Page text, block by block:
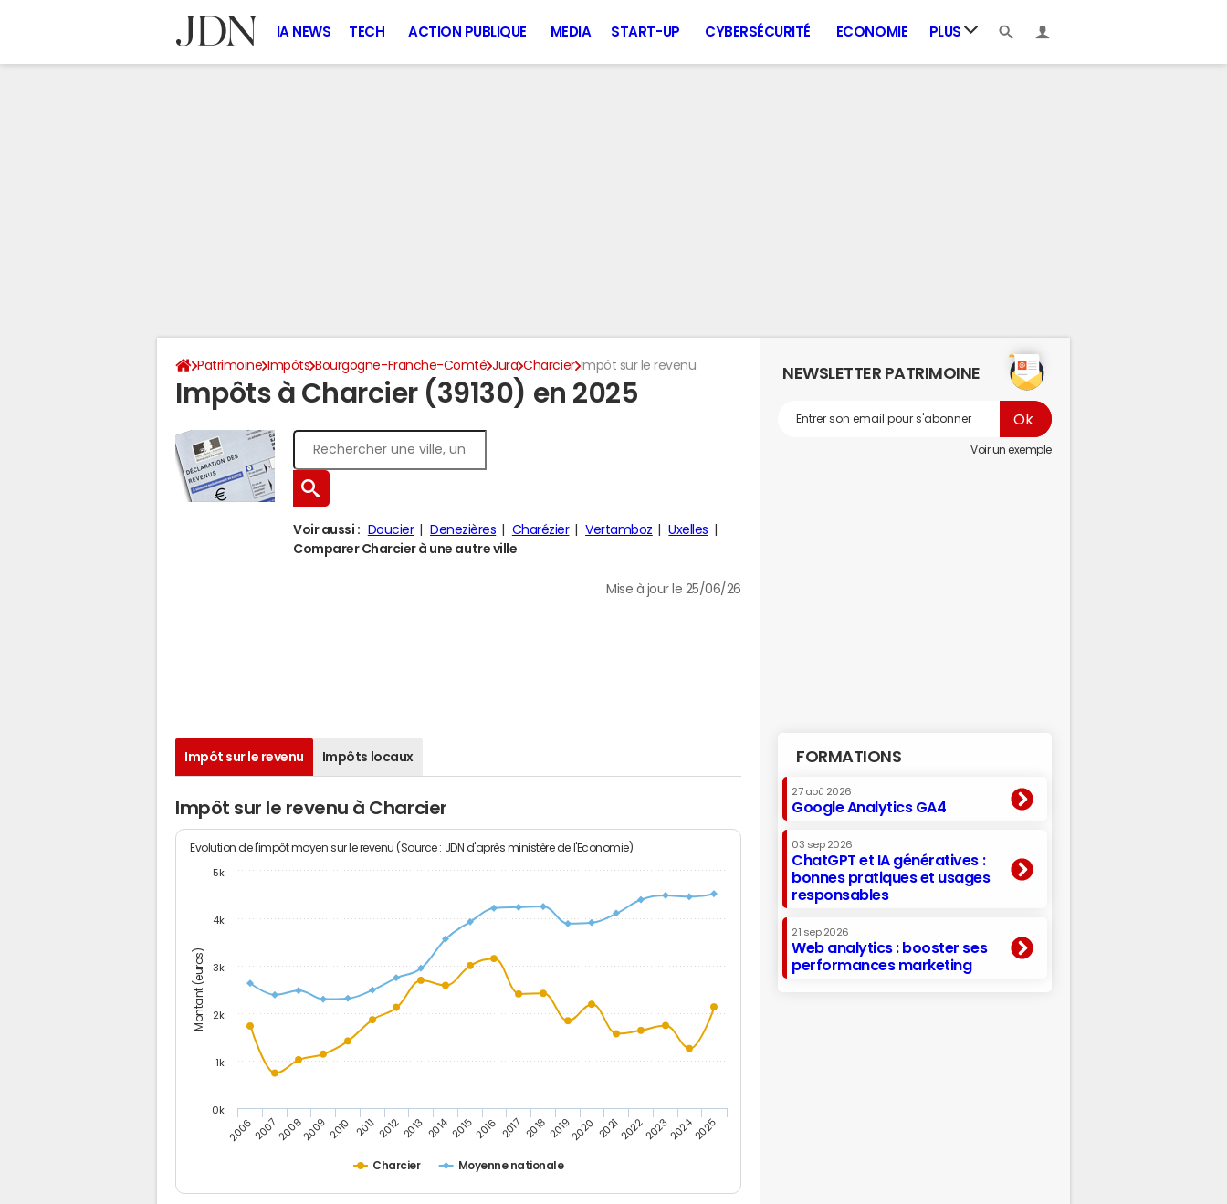
IA NEWS TECH ACTION PUBLIQUE MEDIA START-UP CYBERSÉCURITÉ ECONOMIE PLUS
Patrimoine Impôts Bourgogne-Franche-Comté Jura Charcier Impôt sur le revenu
Impôts à Charcier (39130) en 2025
Voir aussi : Doucier Denezières Charézier Vertamboz
Uxelles
Comparer Charcier à une autre ville
Mise à jour le 25/06/26
Impôt sur le revenu Impôts locaux
Impôt sur le revenu à Charcier
Montant (euros)
Evolution de l'impôt moyen sur le revenu (Source : JDN d'après ministère de l'Economie)
Charcier Moyenne nationale
20062007200820092010 2011 20122013 201420152016 2017 201820192020 20212022202320242025
0k
1k
2k
3k
4k
5k
NEWSLETTER PATRIMOINE
Voir un exemple
FORMATIONS
27 aoû 2026
Google Analytics GA4
03 sep 2026
ChatGPT et IA génératives :
bonnes pratiques et usages
responsables
21 sep 2026
Web analytics : booster ses
performances marketing